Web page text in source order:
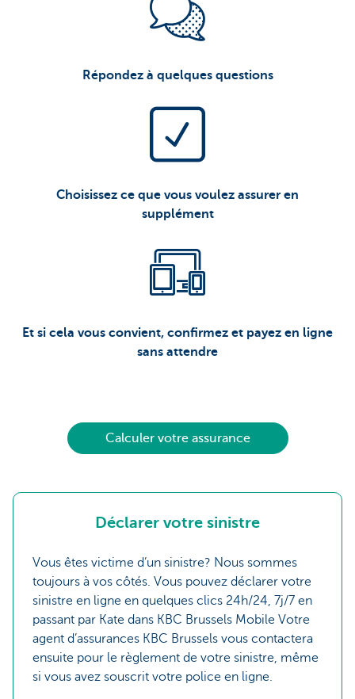
Répondez à quelques questions
Choisissez ce que vous voulez assurer en
supplément
Et si cela vous convient, confirmez et payez en ligne
sans attendre
Calculer votre assurance
Déclarer votre sinistre
Vous êtes victime d’un sinistre? Nous sommes
toujours à vos côtés. Vous pouvez déclarer votre
sinistre en ligne en quelques clics 24h/24, 7j/7 en
passant par Kate dans KBC Brussels Mobile Votre
agent d’assurances KBC Brussels vous contactera
ensuite pour le règlement de votre sinistre, même
si vous avez souscrit votre police en ligne.